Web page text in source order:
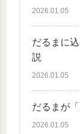
2026.01.05
だるまに
説
2026.01.05
だるまが
2026.01.05